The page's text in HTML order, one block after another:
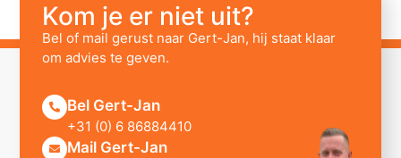
Kom je er niet uit?
Bel of mail gerust naar Gert-Jan, hij staat klaar
om advies te geven.
Bel Gert-Jan
+31 (0) 6 86884410
Mail Gert-Jan